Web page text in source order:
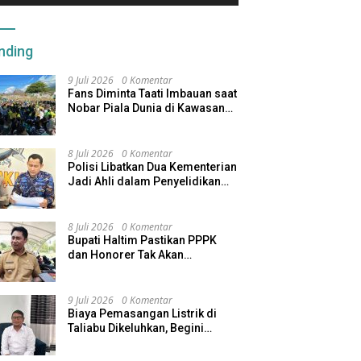
9 Juli 2026 0 Komentar
Fans Diminta Taati Imbauan saat
Nobar Piala Dunia di Kawasan
8 Juli 2026 0 Komentar
Polisi Libatkan Dua Kementerian
Jadi Ahli dalam Penyelidikan
8 Juli 2026 0 Komentar
Bupati Haltim Pastikan PPPK
dan Honorer Tak Akan
9 Juli 2026 0 Komentar
Biaya Pemasangan Listrik di
Taliabu Dikeluhkan, Begini